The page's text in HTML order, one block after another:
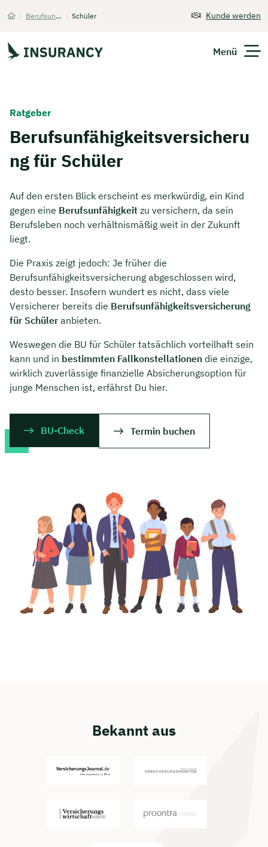
> Berufsunfähigkeitsversicherung > Schüler Kunde werden
Menü
Finanzen
Über Uns
Kontakt
Ratgeber
Berufsunfähigkeitsversicheru
ng für Schüler
Auf den ersten Blick erscheint es merkwürdig, ein Kind
gegen eine Berufsunfähigkeit zu versichern, da sein
Berufsleben noch verhältnismäßig weit in der Zukunft
liegt.
Die Praxis zeigt jedoch: Je früher die
Berufsunfähigkeitsversicherung abgeschlossen wird,
desto besser. Insofern wundert es nicht, dass viele
Versicherer bereits die Berufsunfähigkeitsversicherung
für Schüler anbieten.
Weswegen die BU für Schüler tatsächlich vorteilhaft sein
kann und in bestimmten Fallkonstellationen die einzige,
wirklich zuverlässige finanzielle Absicherungsoption für
junge Menschen ist, erfährst Du hier.
BU-Check Termin buchen
Bekannt aus